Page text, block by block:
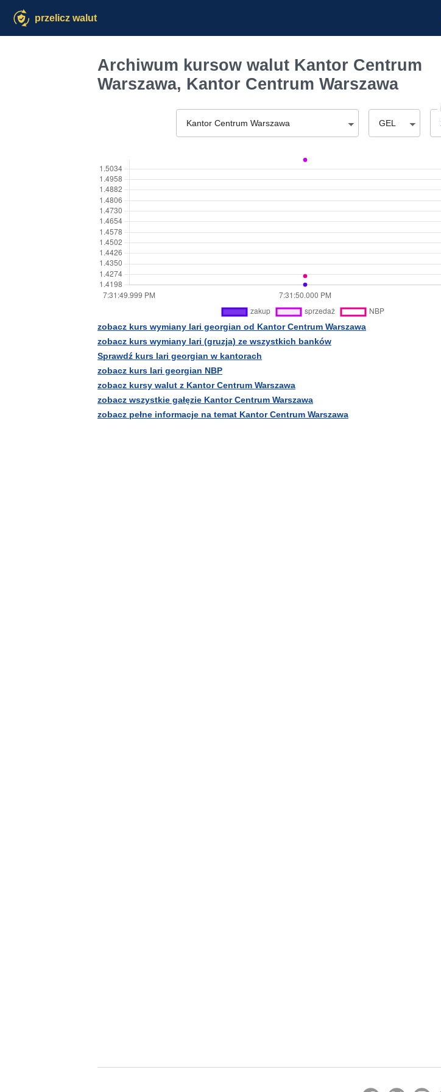
przelicz walut
Archiwum kursow walut Kantor Centrum
Warszawa, Kantor Centrum Warszawa
Kantor Centrum Warszawa GEL
zobacz kurs wymiany lari georgian od Kantor Centrum Warszawa
zobacz kurs wymiany lari (gruzja) ze wszystkich banków
Sprawdź kurs lari georgian w kantorach
zobacz kurs lari georgian NBP
zobacz kursy walut z Kantor Centrum Warszawa
zobacz wszystkie gałęzie Kantor Centrum Warszawa
zobacz pełne informacje na temat Kantor Centrum Warszawa